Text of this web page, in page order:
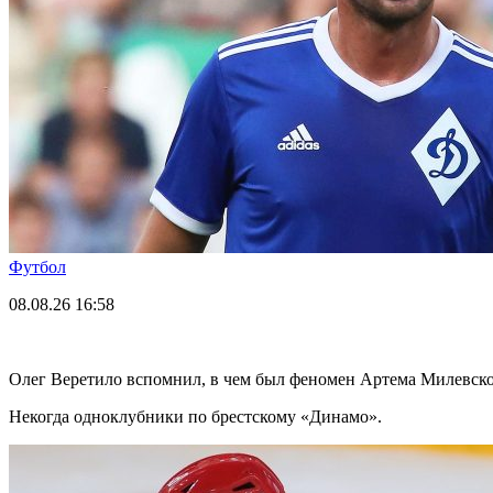
Футбол
08.08.26 16:58
Олег Веретило вспомнил, в чем был феномен Артема
Некогда одноклубники по брестскому «Динамо».